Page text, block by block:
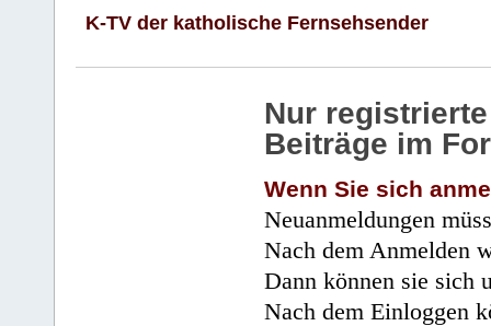
K-TV der katholische Fernsehsender
Nur
Beiträge im
Wenn Sie sich
Neuanmeldungen
Nach dem Anmelden
Dann können sie sich
Nach dem Einloggen